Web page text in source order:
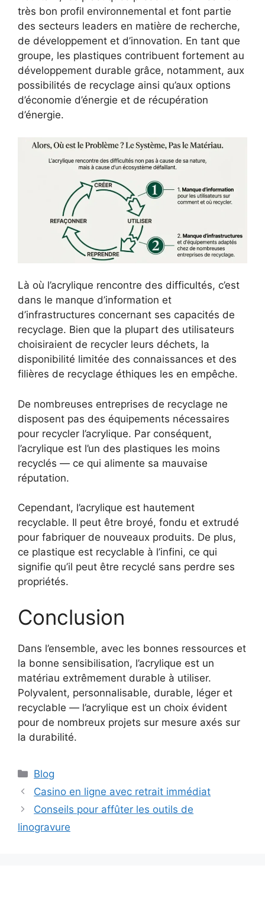
très bon profil environnemental et font partie
des secteurs leaders en matière de recherche,
de développement et d’innovation. En tant que
groupe, les plastiques contribuent fortement au
développement durable grâce, notamment, aux
possibilités de recyclage ainsi qu’aux options
d’économie d’énergie et de récupération
d’énergie.
Là où l’acrylique rencontre des difficultés, c’est
dans le manque d’information et
d’infrastructures concernant ses capacités de
recyclage. Bien que la plupart des utilisateurs
choisiraient de recycler leurs déchets, la
disponibilité limitée des connaissances et des
filières de recyclage éthiques les en empêche.
De nombreuses entreprises de recyclage ne
disposent pas des équipements nécessaires
pour recycler l’acrylique. Par conséquent,
l’acrylique est l’un des plastiques les moins
recyclés — ce qui alimente sa mauvaise
réputation.
Cependant, l’acrylique est hautement
recyclable. Il peut être broyé, fondu et extrudé
pour fabriquer de nouveaux produits. De plus,
ce plastique est recyclable à l’infini, ce qui
signifie qu’il peut être recyclé sans perdre ses
propriétés.
Conclusion
Dans l’ensemble, avec les bonnes ressources et
la bonne sensibilisation, l’acrylique est un
matériau extrêmement durable à utiliser.
Polyvalent, personnalisable, durable, léger et
recyclable — l’acrylique est un choix évident
pour de nombreux projets sur mesure axés sur
la durabilité.
Catégories
Blog
Casino en ligne avec retrait immédiat
Conseils pour affûter les outils de
linogravure